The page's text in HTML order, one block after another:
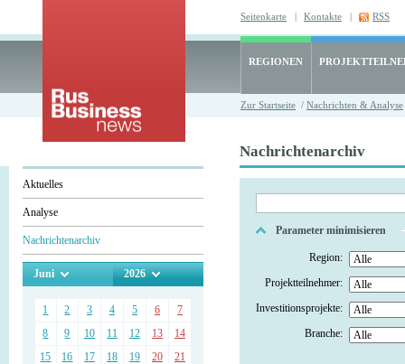
Seitenkarte | Kontakte | RSS
REGIONEN
Zur Startseite / Nachrichten & Analyse
Aktuelles
Analyse
Nachrichtenarchiv
Juni 2026
1 2 3 4 5 6
7
8
9 10 11 12 13
14
15
16 17 18 19 20
21
Nachrichtenarchiv
Parameter minimisieren
Region:
Projektteilnehmer:
Investitionsprojekte:
Branche: